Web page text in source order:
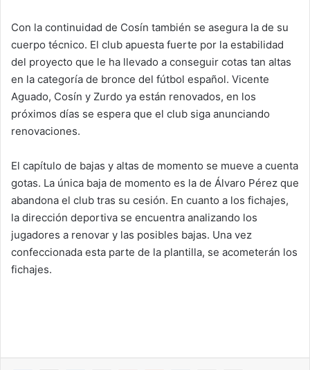
Con la continuidad de Cosín también se asegura la de su
cuerpo técnico. El club apuesta fuerte por la estabilidad
del proyecto que le ha llevado a conseguir cotas tan altas
en la categoría de bronce del fútbol español. Vicente
Aguado, Cosín y Zurdo ya están renovados, en los
próximos días se espera que el club siga anunciando
renovaciones.
El capítulo de bajas y altas de momento se mueve a cuenta
gotas. La única baja de momento es la de Álvaro Pérez que
abandona el club tras su cesión. En cuanto a los fichajes,
la dirección deportiva se encuentra analizando los
jugadores a renovar y las posibles bajas. Una vez
confeccionada esta parte de la plantilla, se acometerán los
fichajes.